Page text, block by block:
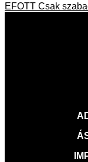
BEJEGYZÉS
Previous
EFOTT Csak